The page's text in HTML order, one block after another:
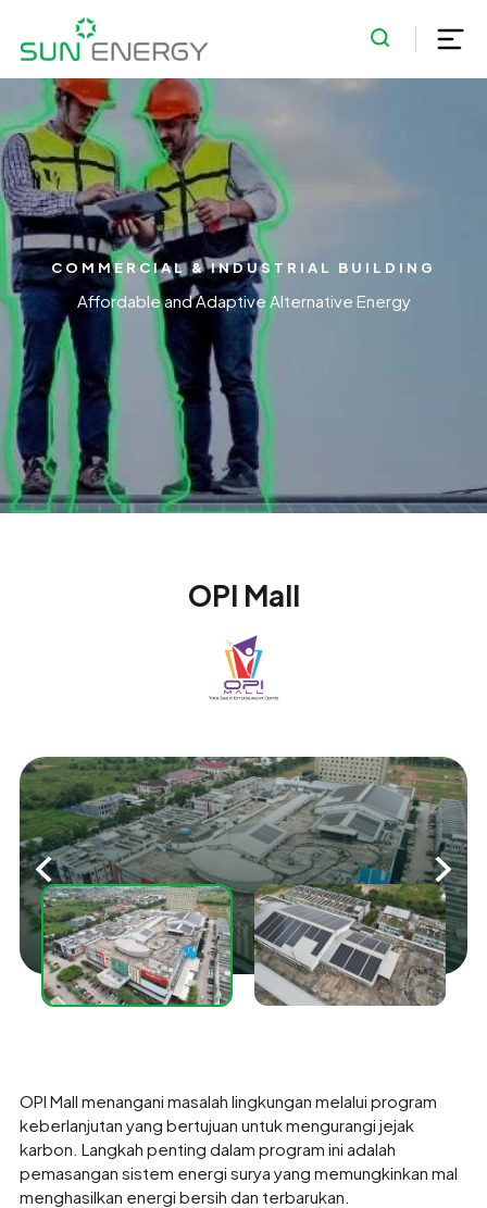
COMMERCIAL & INDUSTRIAL BUILDING
Affordable and Adaptive Alternative Energy
OPI Mall
OPI Mall menangani masalah lingkungan melalui program
keberlanjutan yang bertujuan untuk mengurangi jejak
karbon. Langkah penting dalam program ini adalah
pemasangan sistem energi surya yang memungkinkan mal
menghasilkan energi bersih dan terbarukan.